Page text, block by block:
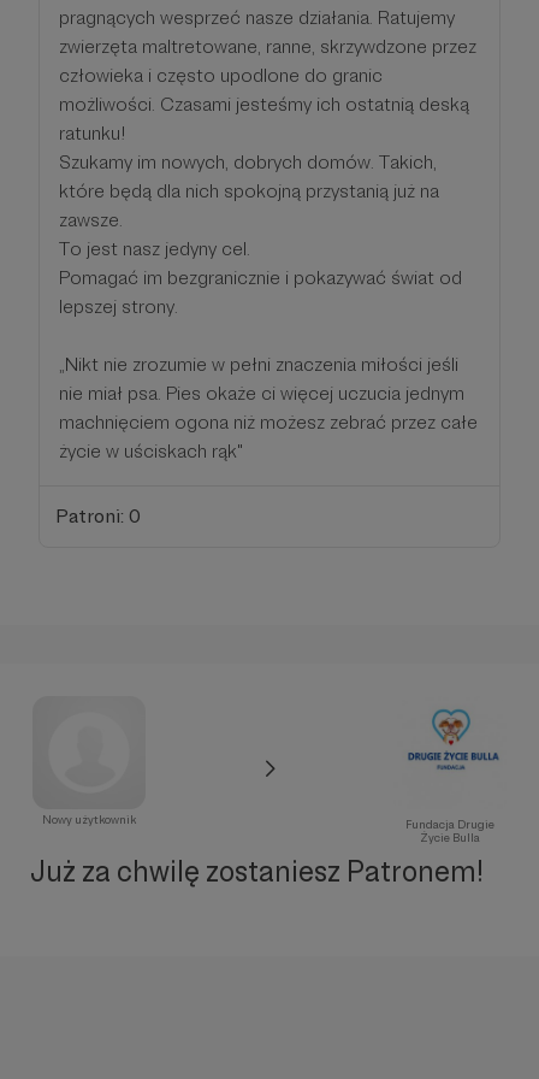
pragnących wesprzeć nasze działania. Ratujemy
zwierzęta maltretowane, ranne, skrzywdzone przez
człowieka i często upodlone do granic
możliwości. Czasami jesteśmy ich ostatnią deską
ratunku!
Szukamy im nowych, dobrych domów. Takich,
które będą dla nich spokojną przystanią już na
zawsze.
To jest nasz jedyny cel.
Pomagać im bezgranicznie i pokazywać świat od
lepszej strony.
„Nikt nie zrozumie w pełni znaczenia miłości jeśli
nie miał psa. Pies okaże ci więcej uczucia jednym
machnięciem ogona niż możesz zebrać przez całe
życie w uściskach rąk"
Patroni: 0
Nowy użytkownik
Fundacja Drugie
Życie Bulla
Już za chwilę zostaniesz Patronem!